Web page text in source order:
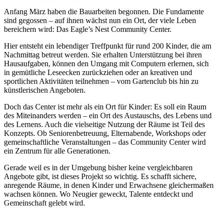
Anfang März haben die Bauarbeiten begonnen. Die Fundamente
sind gegossen – auf ihnen wächst nun ein Ort, der viele Leben
bereichern wird: Das Eagle’s Nest Community Center.
Hier entsteht ein lebendiger Treffpunkt für rund 200 Kinder, die am
Nachmittag betreut werden. Sie erhalten Unterstützung bei ihren
Hausaufgaben, können den Umgang mit Computern erlernen, sich
in gemütliche Leseecken zurückziehen oder an kreativen und
sportlichen Aktivitäten teilnehmen – vom Gartenclub bis hin zu
künstlerischen Angeboten.
Doch das Center ist mehr als ein Ort für Kinder: Es soll ein Raum
des Miteinanders werden – ein Ort des Austauschs, des Lebens und
des Lernens. Auch die vielseitige Nutzung der Räume ist Teil des
Konzepts. Ob Seniorenbetreuung, Elternabende, Workshops oder
gemeinschaftliche Veranstaltungen – das Community Center wird
ein Zentrum für alle Generationen.
Gerade weil es in der Umgebung bisher keine vergleichbaren
Angebote gibt, ist dieses Projekt so wichtig. Es schafft sichere,
anregende Räume, in denen Kinder und Erwachsene gleichermaßen
wachsen können. Wo Neugier geweckt, Talente entdeckt und
Gemeinschaft gelebt wird.